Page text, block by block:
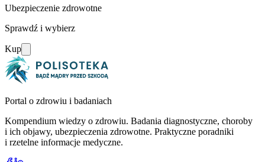
Ubezpieczenie zdrowotne
Sprawdź i wybierz
Kup
Portal o zdrowiu i badaniach
Kompendium wiedzy o zdrowiu. Badania diagnostyczne, choroby
i ich objawy, ubezpieczenia zdrowotne. Praktyczne poradniki
i rzetelne informacje medyczne.